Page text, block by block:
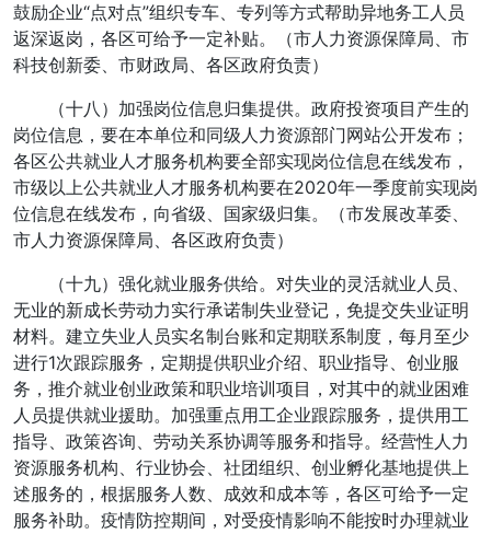
鼓励企业“点对点”组织专车、专列等方式帮助异地务工人员
返深返岗，各区可给予一定补贴。（市人力资源保障局、市
科技创新委、市财政局、各区政府负责）
（十八）加强岗位信息归集提供。政府投资项目产生的
岗位信息，要在本单位和同级人力资源部门网站公开发布；
各区公共就业人才服务机构要全部实现岗位信息在线发布，
市级以上公共就业人才服务机构要在2020年一季度前实现岗
位信息在线发布，向省级、国家级归集。（市发展改革委、
市人力资源保障局、各区政府负责）
（十九）强化就业服务供给。对失业的灵活就业人员、
无业的新成长劳动力实行承诺制失业登记，免提交失业证明
材料。建立失业人员实名制台账和定期联系制度，每月至少
进行1次跟踪服务，定期提供职业介绍、职业指导、创业服
务，推介就业创业政策和职业培训项目，对其中的就业困难
人员提供就业援助。加强重点用工企业跟踪服务，提供用工
指导、政策咨询、劳动关系协调等服务和指导。经营性人力
资源服务机构、行业协会、社团组织、创业孵化基地提供上
述服务的，根据服务人数、成效和成本等，各区可给予一定
服务补助。疫情防控期间，对受疫情影响不能按时办理就业